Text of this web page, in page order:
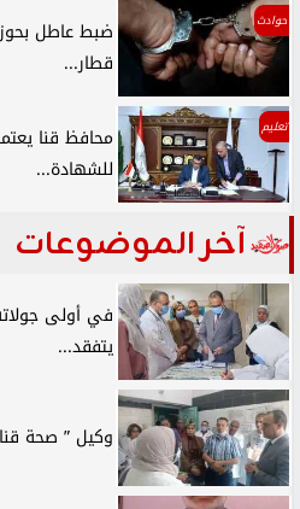
حوادث
قطار...
تعليم
محافظ قنا
للشهادة...
آخر الموضوعات
في أولى
يتفقد...
وكيل ” صحة قنا